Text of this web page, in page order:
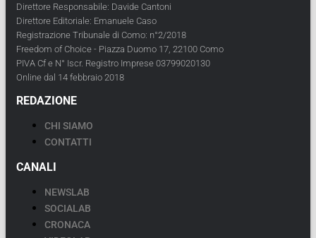
Direttore Responsabile: Davide Cantoni
Direttore Editoriale: Emanuele Caso
Registrazione Tribunale di Como: n°2/2018
Freedom of Choice - Piazza Duomo 17, 22100 Como
PIVA Cf e N° Iscr. Registro Imprese 03799020130
Online dal 14 febbraio 2018
REDAZIONE
CHI SIAMO
CONTATTI
CANALI
NEWSLAB
SOCIALAB
CRONACA